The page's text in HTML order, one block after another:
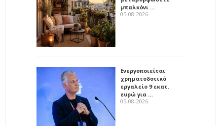
μπαλκόνι …
05-08-2026
Ενεργοποιείται
χρηματοδοτικό
εργαλείο 9 εκατ.
ευρώ για …
05-08-2026